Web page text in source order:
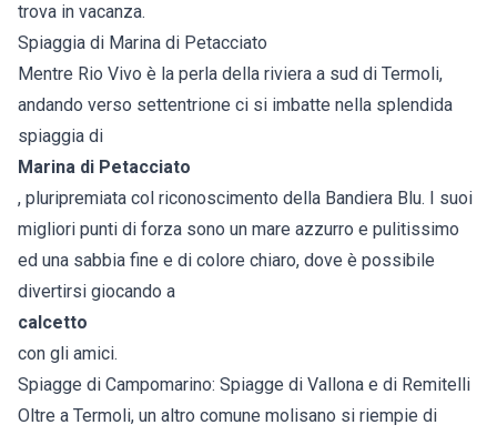
trova in vacanza.
Spiaggia di Marina di Petacciato
Mentre Rio Vivo è la perla della riviera a sud di Termoli,
andando verso settentrione ci si imbatte nella splendida
spiaggia di
Marina di Petacciato
, pluripremiata col riconoscimento della Bandiera Blu. I suoi
migliori punti di forza sono un mare azzurro e pulitissimo
ed una sabbia fine e di colore chiaro, dove è possibile
divertirsi giocando a
calcetto
con gli amici.
Spiagge di Campomarino: Spiagge di Vallona e di Remitelli
Oltre a Termoli, un altro comune molisano si riempie di